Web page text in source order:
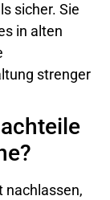
sicher. Sie
in alten
strenger
nachlassen,